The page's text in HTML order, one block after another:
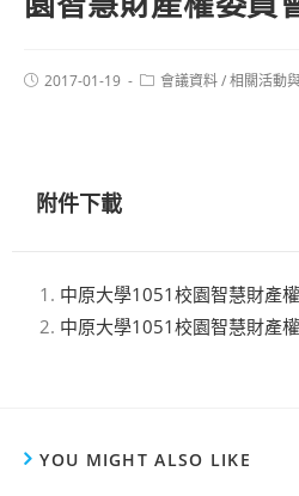
2017-01-19 會議資料/相關活動
附件下載
中原大學1051校園智慧財產
中原大學1051校園智慧財產
YOU MIGHT ALSO LIKE